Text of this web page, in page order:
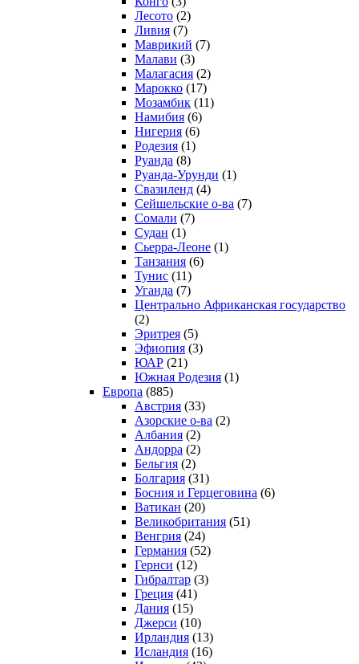
Лесото (2)
Ливия (7)
Маврикий (7)
Малави (3)
Малагасия (2)
Марокко (17)
Мозамбик (11)
Намибия (6)
Нигерия (6)
Родезия (1)
Руанда (8)
Руанда-Урунди (1)
Свазиленд (4)
Сейшельские о-ва (7)
Сомали (7)
Судан (1)
Сьерра-Леоне (1)
Танзания (6)
Тунис (11)
Уганда (7)
Центрально Африканская государство
(2)
Эритрея (5)
Эфиопия (3)
ЮАР (21)
Южная Родезия (1)
Европа (885)
Австрия (33)
Азорские о-ва (2)
Албания (2)
Андорра (2)
Бельгия (2)
Болгария (31)
Босния и Герцеговина (6)
Ватикан (20)
Великобритания (51)
Венгрия (24)
Германия (52)
Гернси (12)
Гибралтар (3)
Греция (41)
Дания (15)
Джерси (10)
Ирландия (13)
Исландия (16)